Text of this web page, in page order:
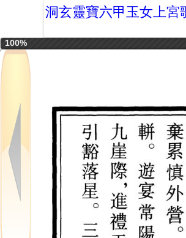
洞玄靈寶六甲玉女上宮
100%